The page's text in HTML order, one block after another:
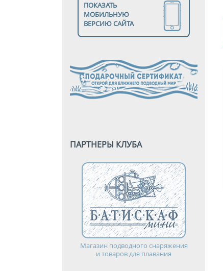
ПОКАЗАТЬ
МОБИЛЬНУЮ
ВЕРСИЮ САЙТА
ПАРТНЕРЫ КЛУБА
Магазин подводного снаряжения
и товаров для плавания